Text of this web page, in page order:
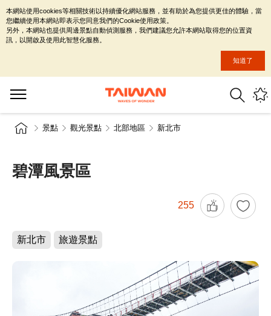
景點 觀光景點 北部地區 新北市
碧潭風景區
255
新北市 旅遊景點
本網站使用cookies等相關技術以持續優化網站服務，並有助於為您提供更佳的體驗，當
您繼續使用本網站即表示您同意我們的Cookie使用政策。
另外，本網站也提供周邊景點自動偵測服務，我們建議您允許本網站取得您的位置資
訊，以開啟及使用此智慧化服務。
知道了